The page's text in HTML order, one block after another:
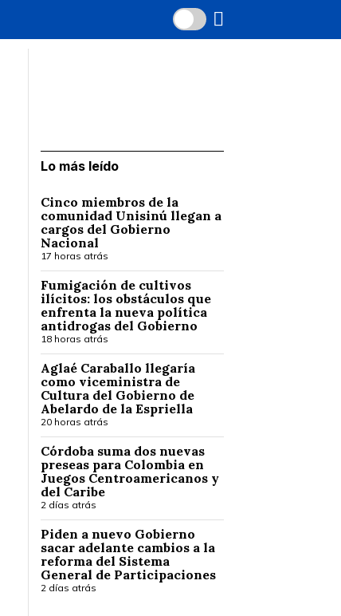
Lo más leído
Cinco miembros de la
comunidad Unisinú llegan a
cargos del Gobierno
Nacional
17 horas atrás
Fumigación de cultivos
ilícitos: los obstáculos que
enfrenta la nueva política
antidrogas del Gobierno
18 horas atrás
Aglaé Caraballo llegaría
como viceministra de
Cultura del Gobierno de
Abelardo de la Espriella
20 horas atrás
Córdoba suma dos nuevas
preseas para Colombia en
Juegos Centroamericanos y
del Caribe
2 días atrás
Piden a nuevo Gobierno
sacar adelante cambios a la
reforma del Sistema
General de Participaciones
2 días atrás